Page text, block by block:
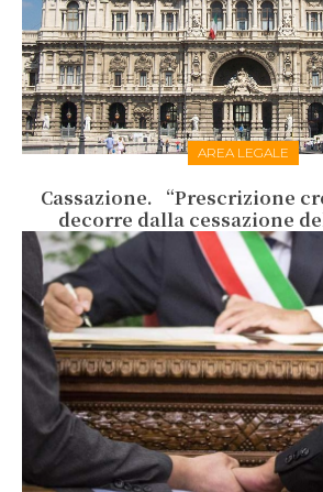
AREA LEGALE
Cassazione. “Prescrizione
decorre dalla cessazione